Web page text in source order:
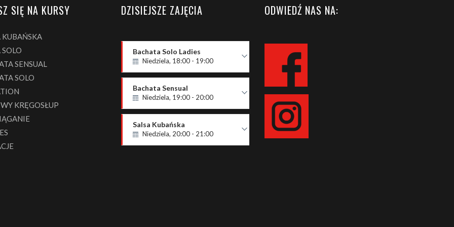
SIĘ NA KURSY
KUBAŃSKA
SOLO
SENSUAL
SOLO
KRĘGOSŁUP
DZISIEJSZE ZAJĘCIA
Bachata Solo Ladies
Niedziela, 18:00 - 19:00
Poziom P3
Masha
Bachata Sensual
Niedziela, 19:00 - 20:00
P4 - podstawowy
Michał i Kasia
Salsa Kubańska
Niedziela, 20:00 - 21:00
ODWIEDŹ NAS NA: